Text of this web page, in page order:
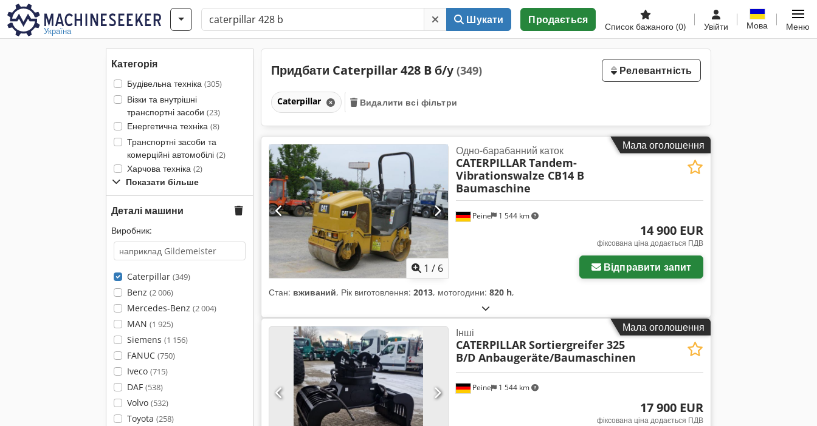
Україна
Шукати Продається
Список бажаного (0) Увійти Мова Меню
Категорія
Будівельна техніка (305)
Візки та внутрішні
транспортні засоби (23)
Енергетична техніка (8)
Транспортні засоби та
комерційні автомобілі (2)
Харчова техніка (2)
Показати більше
Деталі машини
Виробник:
Caterpillar (349)
Benz (2 006)
Mercedes-Benz (2 004)
MAN (1 925)
Siemens (1 156)
FANUC (750)
Iveco (715)
DAF (538)
Volvo (532)
Toyota (258)
Придбати Caterpillar 428 B б/у (349) Релевантність
Caterpillar Видалити всі фільтри
Мала оголошення
1 / 6
Peine 1 544 km
Одно-барабанний каток
CATERPILLAR Tandem-
Vibrationswalze CB14 B
Baumaschine
14 900 EUR
фіксована ціна додається ПДВ
Відправити запит
Стан: вживаний, Рік виготовлення: 2013, мотогодини: 820 h,
Мала оголошення
Peine 1 544 km
Інші
CATERPILLAR Sortiergreifer 325
B/D Anbaugeräte/Baumaschinen
17 900 EUR
фіксована ціна додається ПДВ